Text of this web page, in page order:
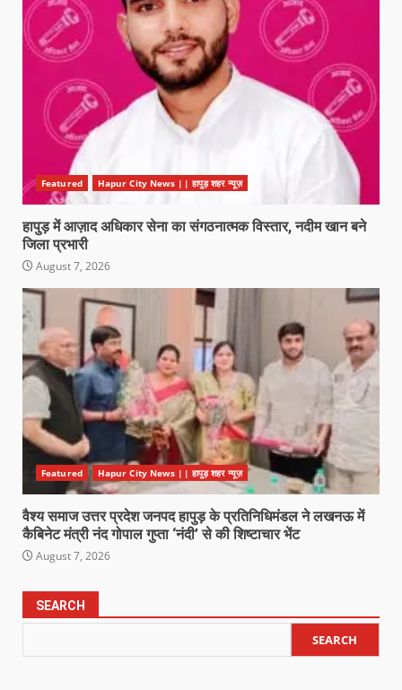
Featured Hapur City News || हापुड़ शहर न्यूज़
हापुड़ में आज़ाद अधिकार सेना का संगठनात्मक विस्तार, नदीम खान बने
जिला प्रभारी
August 7, 2026
Featured Hapur City News || हापुड़ शहर न्यूज़
वैश्य समाज उत्तर प्रदेश जनपद हापुड़ के प्रतिनिधिमंडल ने लखनऊ में
कैबिनेट मंत्री नंद गोपाल गुप्ता ‘नंदी’ से की शिष्टाचार भेंट
August 7, 2026
SEARCH
SEARCH